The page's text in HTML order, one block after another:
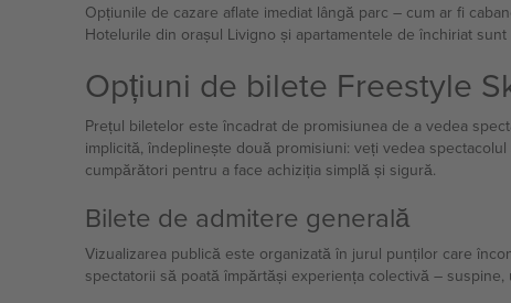
Opțiunile de cazare aflate imediat lângă parc – cum ar fi
Hotelurile din orașul Livigno și apartamentele de închiriat
Opțiuni de bilete Freestyle
Prețul biletelor este încadrat de promisiunea de a vedea
implicită, îndeplinește două promisiuni: veți vedea
cumpărători pentru a face achiziția simplă și sigură.
Bilete de admitere generală
Vizualizarea publică este organizată în jurul punților care
spectatorii să poată împărtăși experiența colectivă –